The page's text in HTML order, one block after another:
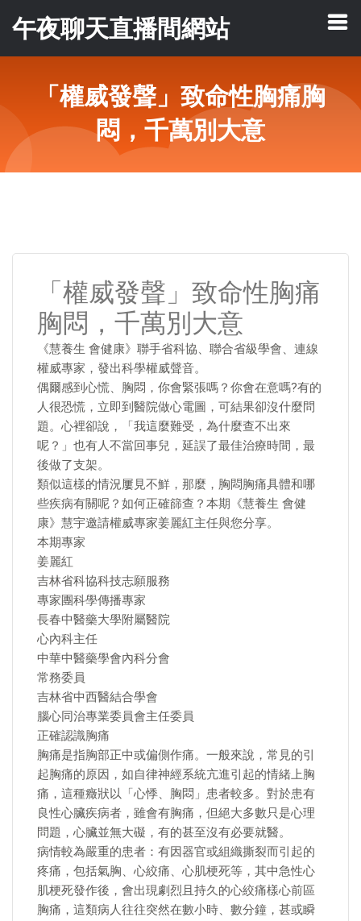
午夜聊天直播間網站
「權威發聲」致命性胸痛胸
悶，千萬別大意
「權威發聲」致命性胸痛
胸悶，千萬別大意
《慧養生 會健康》聯手省科協、聯合省級學會、連線
權威專家，發出科學權威聲音。
偶爾感到心慌、胸悶，你會緊張嗎？你會在意嗎?有的
人很恐慌，立即到醫院做心電圖，可結果卻沒什麼問
題。心裡卻說，「我這麼難受，為什麼查不出來
呢？」也有人不當回事兒，延誤了最佳治療時間，最
後做了支架。
類似這樣的情況屢見不鮮，那麼，胸悶胸痛具體和哪
些疾病有關呢？如何正確篩查？本期《慧養生 會健
康》慧宇邀請權威專家姜麗紅主任與您分享。
本期專家
姜麗紅
吉林省科協科技志願服務
專家團科學傳播專家
長春中醫藥大學附屬醫院
心內科主任
中華中醫藥學會內科分會
常務委員
吉林省中西醫結合學會
腦心同治專業委員會主任委員
正確認識胸痛
胸痛是指胸部正中或偏側作痛。一般來說，常見的引
起胸痛的原因，如自律神經系統亢進引起的情緒上胸
痛，這種癥狀以「心悸、胸悶」患者較多。對於患有
良性心臟疾病者，雖會有胸痛，但絕大多數只是心理
問題，心臟並無大礙，有的甚至沒有必要就醫。
病情較為嚴重的患者：有因器官或組織撕裂而引起的
疼痛，包括氣胸、心絞痛、心肌梗死等，其中急性心
肌梗死發作後，會出現劇烈且持久的心絞痛樣心前區
胸痛，這類病人往往突然在數小時、數分鐘，甚或瞬